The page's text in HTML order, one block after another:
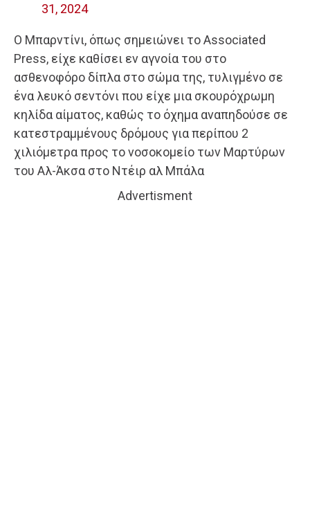
31, 2024
Ο Μπαρντίνι, όπως σημειώνει το Associated
Press, είχε καθίσει εν αγνοία του στο
ασθενοφόρο δίπλα στο σώμα της, τυλιγμένο σε
ένα λευκό σεντόνι που είχε μια σκουρόχρωμη
κηλίδα αίματος, καθώς το όχημα αναπηδούσε σε
κατεστραμμένους δρόμους για περίπου 2
χιλιόμετρα προς το νοσοκομείο των Μαρτύρων
του Αλ-Άκσα στο Ντέιρ αλ Μπάλα
Advertisment